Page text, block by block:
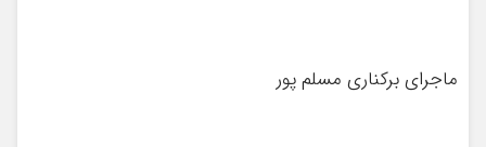
ماجرای برکناری مسلم پور